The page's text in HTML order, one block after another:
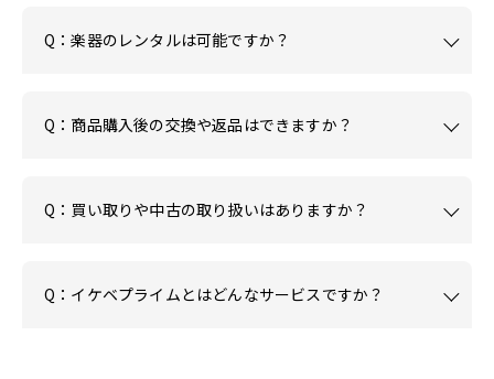
Q：楽器のレンタルは可能ですか？
Q：商品購入後の交換や返品はできますか？
Q：買い取りや中古の取り扱いはありますか？
Q：イケベプライムとはどんなサービスですか？